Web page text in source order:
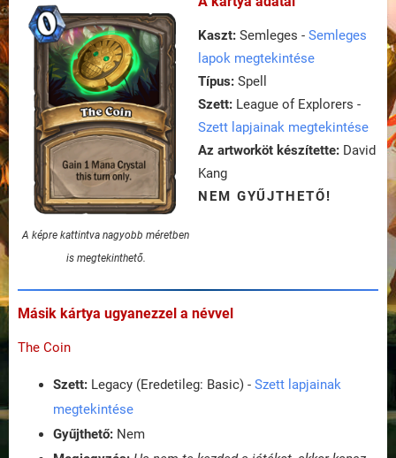
A képre kattintva nagyobb méretben
is megtekinthető.
Kaszt: Semleges - Semleges
lapok megtekintése
Típus: Spell
Szett: League of Explorers -
Szett lapjainak megtekintése
Az artworköt készítette: David
Kang
NEM GYŰJTHETŐ!
Másik kártya ugyanezzel a névvel
The Coin
Szett: Legacy (Eredetileg: Basic) - Szett lapjainak
megtekintése
Gyűjthető: Nem